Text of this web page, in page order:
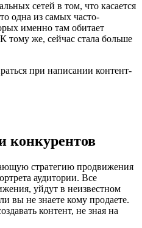
сетей в том, что касается
одна из самых часто-
именно там обитает
тому же, сейчас стала больше
при написании контент-
конкурентов
стратегию продвижения
аудитории. Все
уйдут в неизвестном
вы не знаете кому продаете.
контент, не зная на